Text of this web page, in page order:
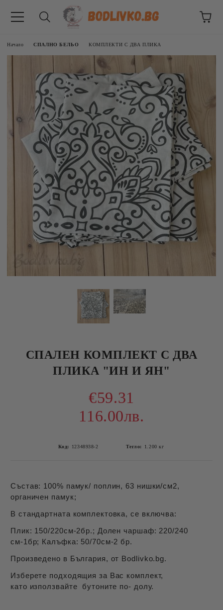
Начало СПАЛНО БЕЛЬО КОМПЛЕКТИ С ДВА ПЛИКА
СПАЛЕН КОМПЛЕКТ С ДВА
ПЛИКА "ИН И ЯН"
€59.31
116.00лв.
Код: 12348938-2 Тегло: 1.200 кг
Състав: 100% памук/ поплин, 63 нишки/см2,
органичен памук;
В стандартната комплектовка, се включва:
Плик: 150/220см-2бр.; Долен чаршаф: 220/240
см-1бр; Калъфка: 50/70см-2 бр.
Произведено в България, от Bodlivko.bg.
Изберете подходящия за Вас комплект,
като използвайте бутоните по- долу.